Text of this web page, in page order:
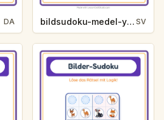
DA bildsudoku-medel-yrken-217e SV